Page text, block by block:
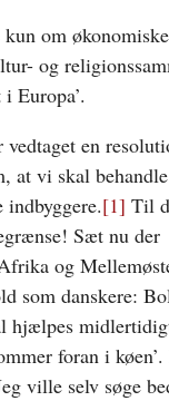
om
og
Europa’.
en
at vi skal
indbyggere.[1] Til
Sæt nu der
og
som danskere:
hjælpes
foran i
ville selv søge